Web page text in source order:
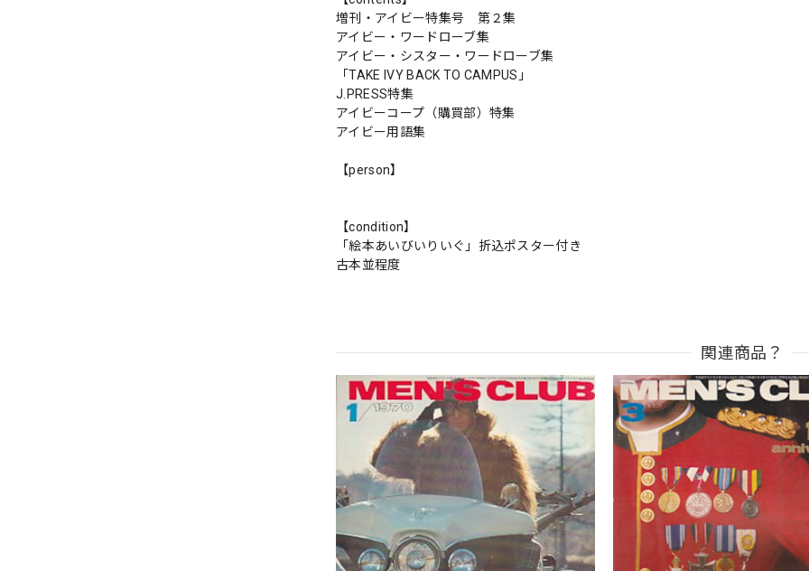
増刊・アイビー特集号 第２集
アイビー・ワードローブ集
アイビー・シスター・ワードローブ集
「TAKE IVY BACK TO CAMPUS」
J.PRESS特集
アイビーコープ（購買部）特集
アイビー用語集
【person】
【condition】
「絵本あいびいりいぐ」折込ポスター付き
古本並程度
関連商品？